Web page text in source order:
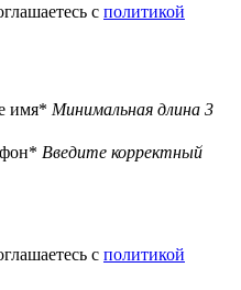
с политикой
имя* Минимальная длина 3
Введите корректный
с политикой